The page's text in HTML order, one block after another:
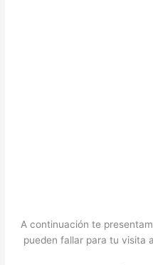
A continuación te
pueden fallar para tu